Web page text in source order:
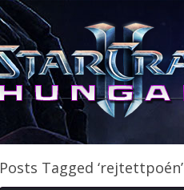
Posts Tagged ‘rejtettpoén’